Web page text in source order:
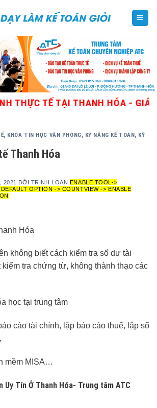
TẾ TẠI THANH HÓA - GIÁO
, KHÓA TIN HỌC VĂN PHÒNG, KỸ NĂNG KẾ TOÁN, KỸ
Thanh Hóa
2021 BỞI TRỊNH LOAN ENABLE TOOL->
OPTION -> COUNTVIEW -> ENABLE
Hóa
không biết cách kiểm tra số dư tài
kiểm tra chứng từ, không thành thạo các
học tại trung tâm
cáo tài chính, lập báo cáo thuế, lập sổ
mềm MISA…
Uy Tín Ở Thanh Hóa- Trung tâm ATC